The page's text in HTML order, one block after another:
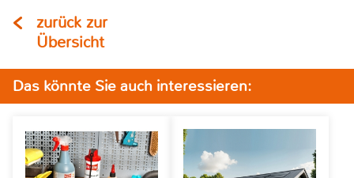
zurück zur
Übersicht
Das könnte Sie auch interessieren: